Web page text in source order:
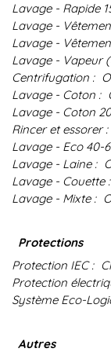
Lavage - Rapide
Lavage -
Lavage -
Lavage - Vapeur
Centrifugation :
Lavage - Coton :
Lavage - Coton
Rincer et essorer :
Lavage - Eco 40-
Lavage - Laine :
Lavage - Couette :
Lavage - Mixte :
Protections
Protection IEC :
Protection
Système Eco-
Autres